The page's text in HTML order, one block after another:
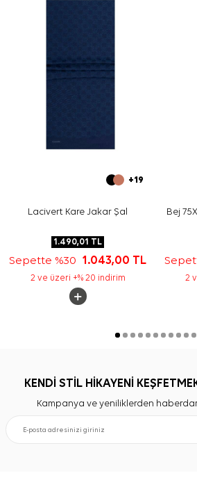
Yıkama ve bakım için ürün
izleyiniz. İpek ve hassas eşarpların
talimatına uygun durumlarda
Kumaş içeriği nasıldır?
+19
Lacivert Kare Jakar Şal
1.490,01 TL
Sepette %30 1.043,00 TL
2 ve üzeri +% 20 indirim
Bej
2
KENDİ STİL HİKAYENİ
Kampanya ve yeniliklerden